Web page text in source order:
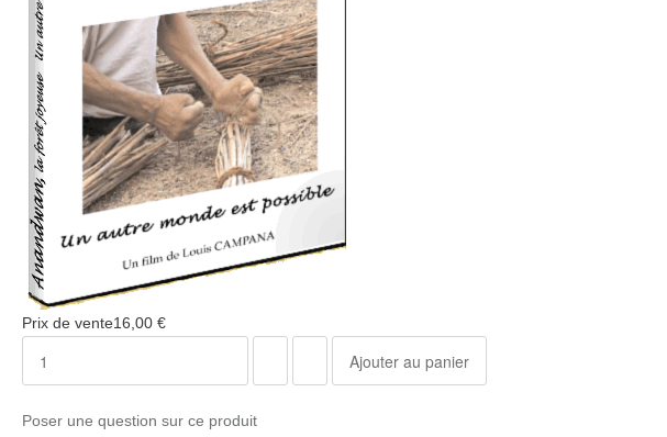
Prix ​​de vente16,00 €
Poser une question sur ce produit